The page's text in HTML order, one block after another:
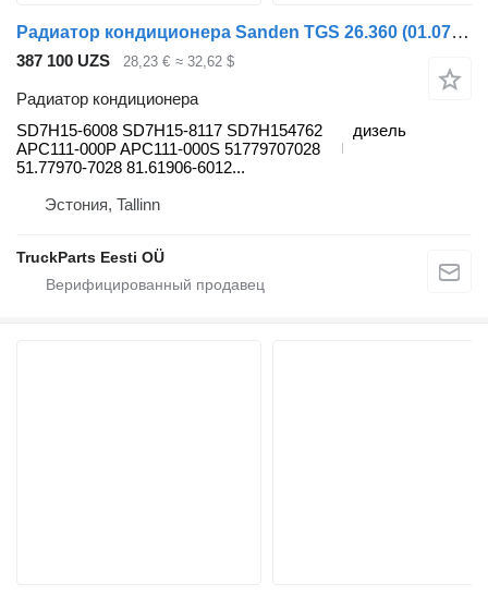
Радиатор кондиционера Sanden TGS 26.360 (01.07-) SD7H15-6008 для тягача MAN TGL, TGM, TGS, TGX (2005-2021)
387 100 UZS 28,23 € ≈ 32,62 $
Радиатор кондиционера
SD7H15-6008 SD7H15-8117 SD7H154762
APC111-000P APC111-000S 51779707028
51.77970-7028 81.61906-6012...
дизель
Эстония, Tallinn
TruckParts Eesti OÜ